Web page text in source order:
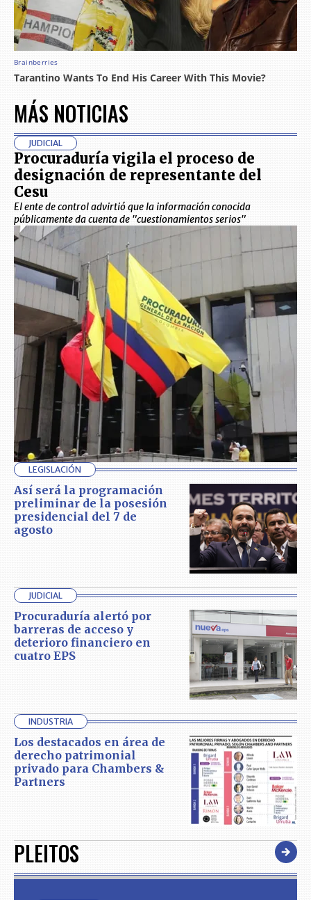
MÁS NOTICIAS
JUDICIAL
Procuraduría vigila el proceso de
designación de representante del
Cesu
El ente de control advirtió que la información conocida
públicamente da cuenta de "cuestionamientos serios"
LEGISLACIÓN
Así será la programación
preliminar de la posesión
presidencial del 7 de
agosto
JUDICIAL
Procuraduría alertó por
barreras de acceso y
deterioro financiero en
cuatro EPS
INDUSTRIA
Los destacados en área de
derecho patrimonial
privado para Chambers &
Partners
PLEITOS